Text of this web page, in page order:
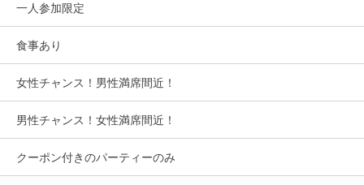
一人参加限定
食事あり
女性チャンス！男性満席間近！
男性チャンス！女性満席間近！
クーポン付きのパーティーのみ